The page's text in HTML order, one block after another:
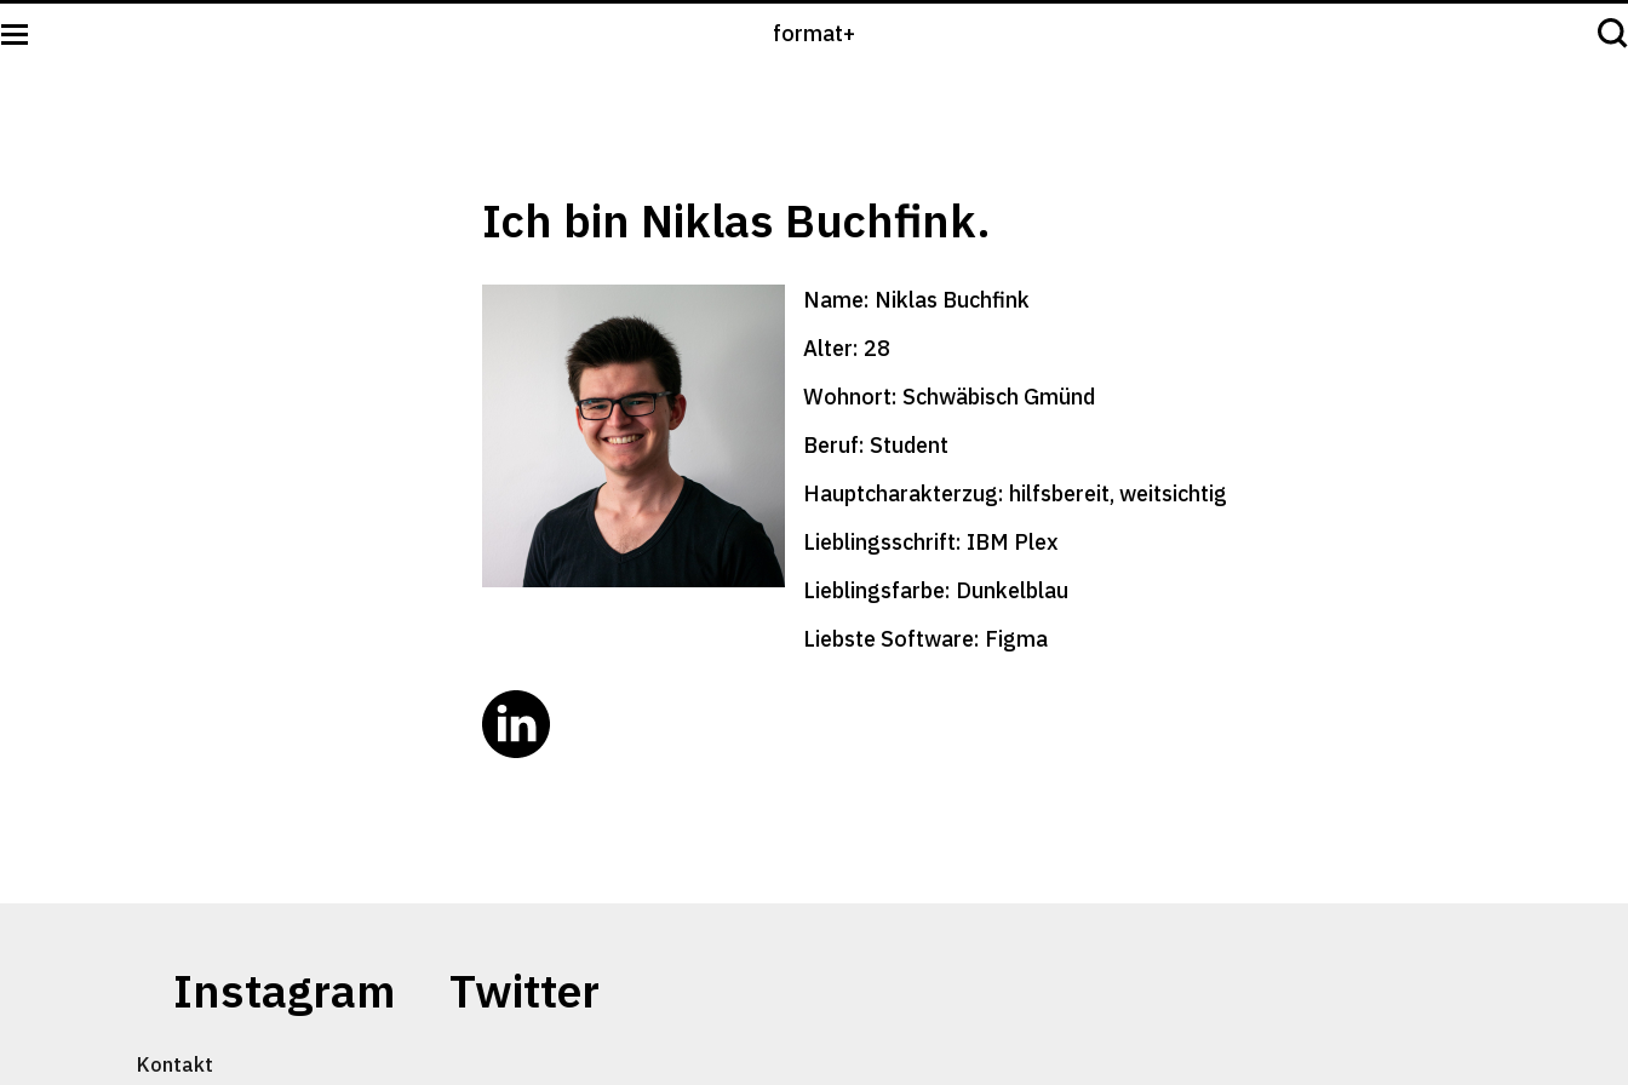
format+
Ich bin Niklas Buchfink.
Name: Niklas Buchfink
Alter: 28
Wohnort: Schwäbisch Gmünd
Beruf: Student
Hauptcharakterzug: hilfsbereit, weitsichtig
Lieblingsschrift: IBM Plex
Lieblingsfarbe: Dunkelblau
Liebste Software: Figma
Instagram Twitter
Kontakt